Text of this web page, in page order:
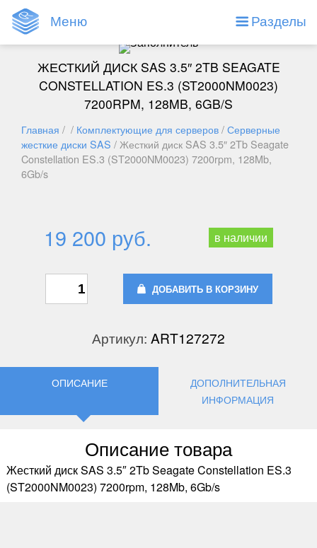
Меню Разделы
ЖЕСТКИЙ ДИСК SAS 3.5″ 2TB SEAGATE
CONSTELLATION ES.3 (ST2000NM0023)
7200RPM, 128MB, 6GB/S
Главная / / Комплектующие для серверов/Серверные
жесткие диски SAS / Жесткий диск SAS 3.5″ 2Tb Seagate
Constellation ES.3 (ST2000NM0023) 7200rpm, 128Mb,
6Gb/s
19 200 руб. в наличии
ДОБАВИТЬ В КОРЗИНУ
Артикул: ART127272
ОПИСАНИЕ
ДОПОЛНИТЕЛЬНАЯ
ИНФОРМАЦИЯ
Описание товара
Жесткий диск SAS 3.5″ 2Tb Seagate Constellation ES.3
(ST2000NM0023) 7200rpm, 128Mb, 6Gb/s